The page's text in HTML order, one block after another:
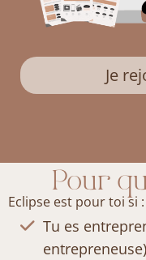
Je
Pour
Eclipse est pour toi si :
Tu es
entrepreneuse)